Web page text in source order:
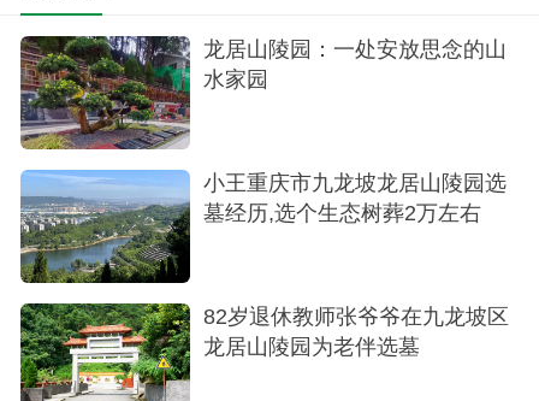
最终选择：我们看中了“清雅苑”的一个中层格
位，价格4.2万，位置适中，方便日后擦拭祭扫。
龙居山陵园：一处安放思念的山
水家园
小王重庆市九龙坡龙居山陵园选
墓经历,选个生态树葬2万左右
82岁退休教师张爷爷在九龙坡区
龙居山陵园为老伴选墓